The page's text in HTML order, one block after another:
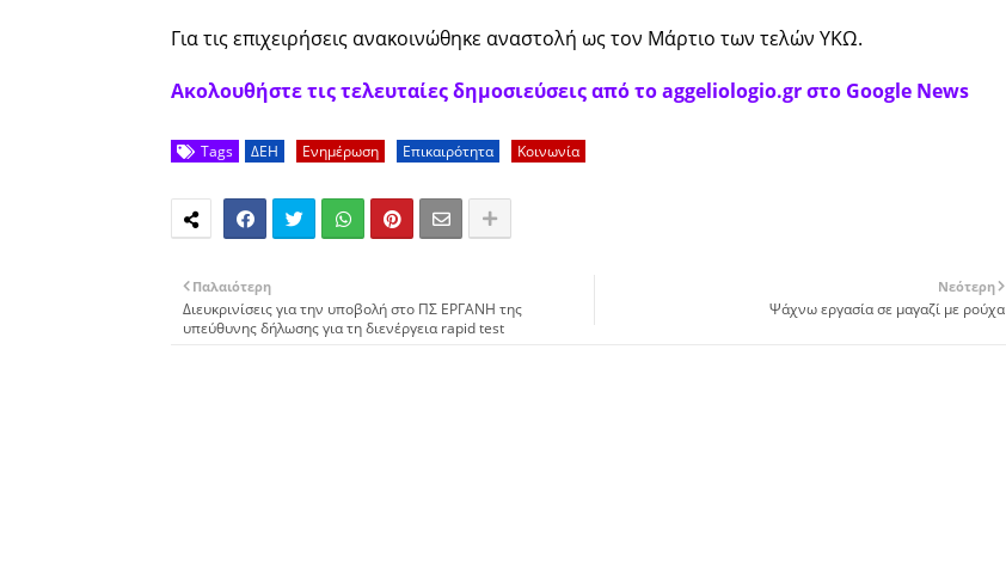
Για τις επιχειρήσεις ανακοινώθηκε αναστολή ως τον Μάρτιο των τελών ΥΚΩ.
Ακολουθήστε τις τελευταίες δημοσιεύσεις από το aggeliologio.gr στο Google News
Tags ΔΕΗ Ενημέρωση Επικαιρότητα Κοινωνία
Νεότερη
Ψάχνω εργασία σε μαγαζί με ρούχα
Παλαιότερη
Διευκρινίσεις για την υποβολή στο ΠΣ ΕΡΓΑΝΗ της
υπεύθυνης δήλωσης για τη διενέργεια rapid test